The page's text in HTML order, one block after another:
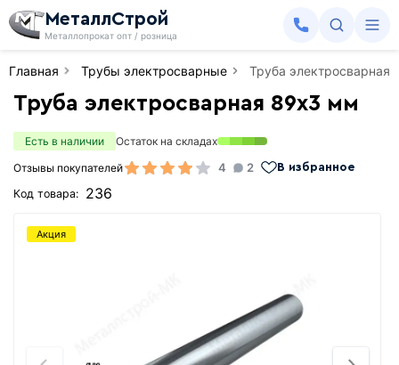
МеталлСтрой
Металлопрокат опт / розница
Главная Трубы электросварные Труба электросварная
Труба электросварная 89х3 мм
Есть в наличии
Остаток на складах
Отзывы покупателей
4 2 В избранное
Код товара: 236
Акция